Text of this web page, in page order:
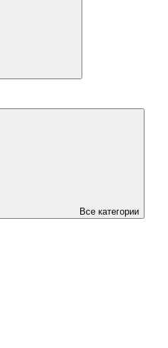
Все категории